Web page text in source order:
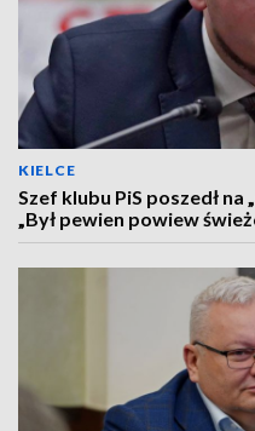
KIELCE
Szef klubu PiS poszedł
„Był pewien powiew